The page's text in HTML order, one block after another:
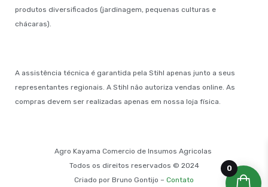
produtos diversificados (jardinagem, pequenas culturas e
chácaras).
A assistência técnica é garantida pela Stihl apenas junto a seus
representantes regionais. A Stihl não autoriza vendas online. As
compras devem ser realizadas apenas em nossa loja física.
Agro Kayama Comercio de Insumos Agricolas
Todos os direitos reservados © 2024
Criado por Bruno Gontijo – Contato
0